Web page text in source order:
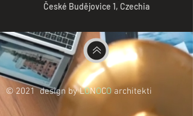
České Budějovice 1, Czechia
© 2021 design by LONOCOarchitekti